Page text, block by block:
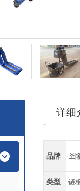
详细
品牌 圣
类型 链